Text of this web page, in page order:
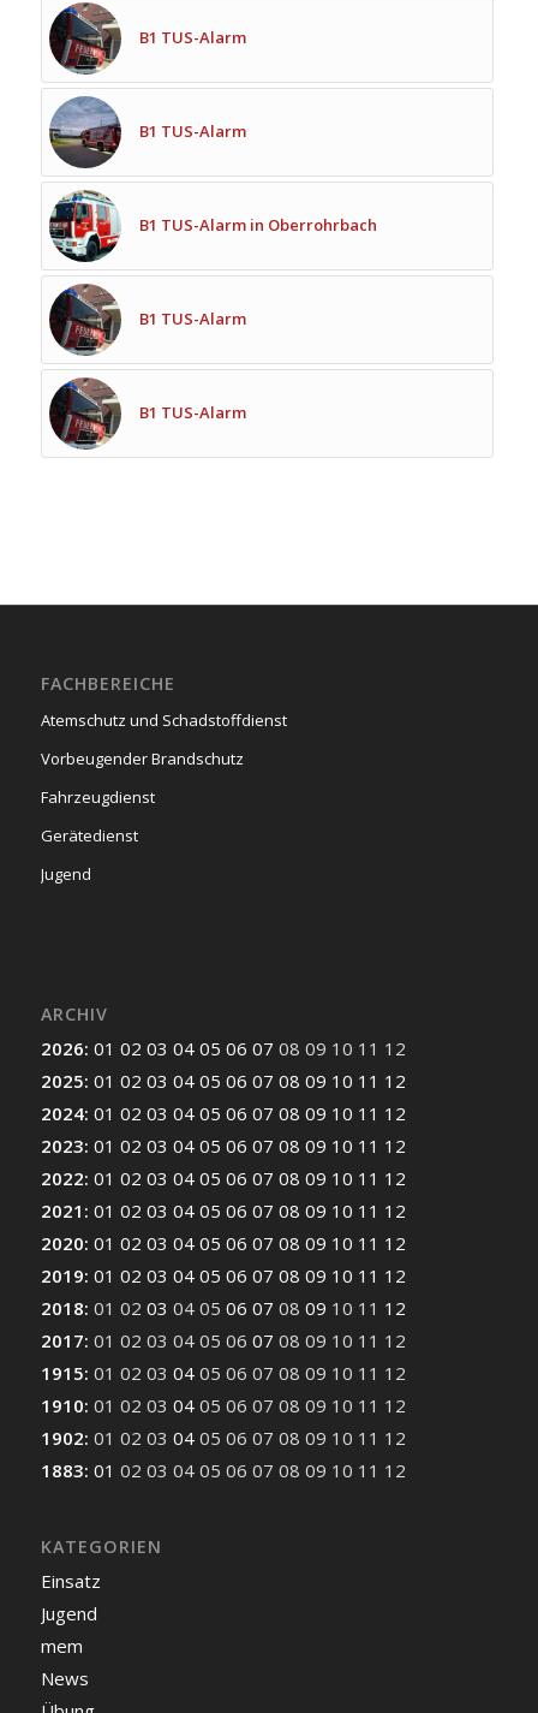
B1 TUS-Alarm
B1 TUS-Alarm
B1 TUS-Alarm in Oberrohrbach
B1 TUS-Alarm
B1 TUS-Alarm
FACHBEREICHE
Atemschutz und Schadstoffdienst
Vorbeugender Brandschutz
Fahrzeugdienst
Gerätedienst
Jugend
ARCHIV
2026: 01 02 03 04 05 06 07 08 09 10 11 12
2025: 01 02 03 04 05 06 07 08 09 10 11 12
2024: 01 02 03 04 05 06 07 08 09 10 11 12
2023: 01 02 03 04 05 06 07 08 09 10 11 12
2022: 01 02 03 04 05 06 07 08 09 10 11 12
2021 : 01 02 03 04 05 06 07 08 09 10 11 12
2020: 01 02 03 04 05 06 07 08 09 10 11 12
2019: 01 02 03 04 05 06 07 08 09 10 11 12
2018: 01 02 03 04 05 06 07 08 09 10 11 12
2017: 01 02 03 04 05 06 07 08 09 10 11 12
1915: 01 02 03 04 05 06 07 08 09 10 11 12
1910: 01 02 03 04 05 06 07 08 09 10 11 12
1902: 01 02 03 04 05 06 07 08 09 10 11 12
1883: 01 02 03 04 05 06 07 08 09 10 11 12
KATEGORIEN
Einsatz
Jugend
mem
News